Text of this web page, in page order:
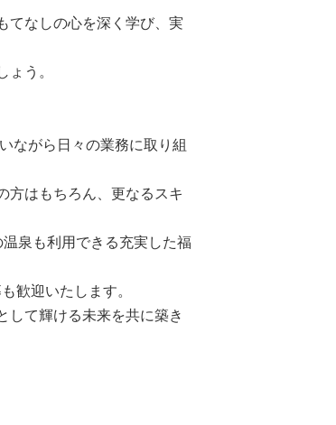
てなしの心を深く学び、実
う。
ながら日々の業務に取り組
方はもちろん、更なるスキ
泉も利用できる充実した福
歓迎いたします。
して輝ける未来を共に築き